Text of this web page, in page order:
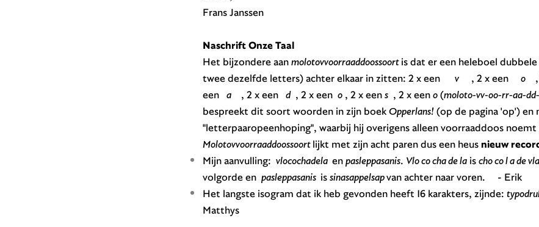
Frans Janssen
Naschrift Onze Taal
Het bijzondere aanmolotovvoorraaddoossoortis dat er een heleboel
twee dezelfde letters) achter elkaar in zitten: 2 x een v, 2 x een o,
een a, 2 x een d, 2 x een o, 2 x eens, 2 x eeno(moloto-vv-oo-rr-aa-
bespreekt dit soort woorden in zijn boekOpperlans!(op de pagina 'op') en
"letterpaaropeenhoping", waarbij hij overigens alleen voorraaddoos
Molotovvoorraaddoossoortlijkt met zijn acht paren dus een heus nieuw
Mijn aanvulling: vlocochadela enpasleppasanis. Vlo co cha de laischo co l a de vla
volgorde en pasleppasanis issinasappelsapvan achter naar voren. - Erik
Het langste isogram dat ik heb gevonden heeft 16 karakters, zijnde:
Matthys